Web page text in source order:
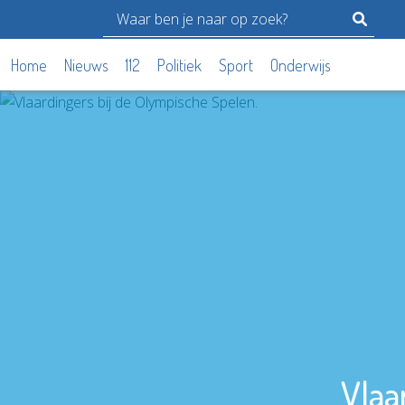
Home Nieuws 112 Politiek Sport Onderwijs